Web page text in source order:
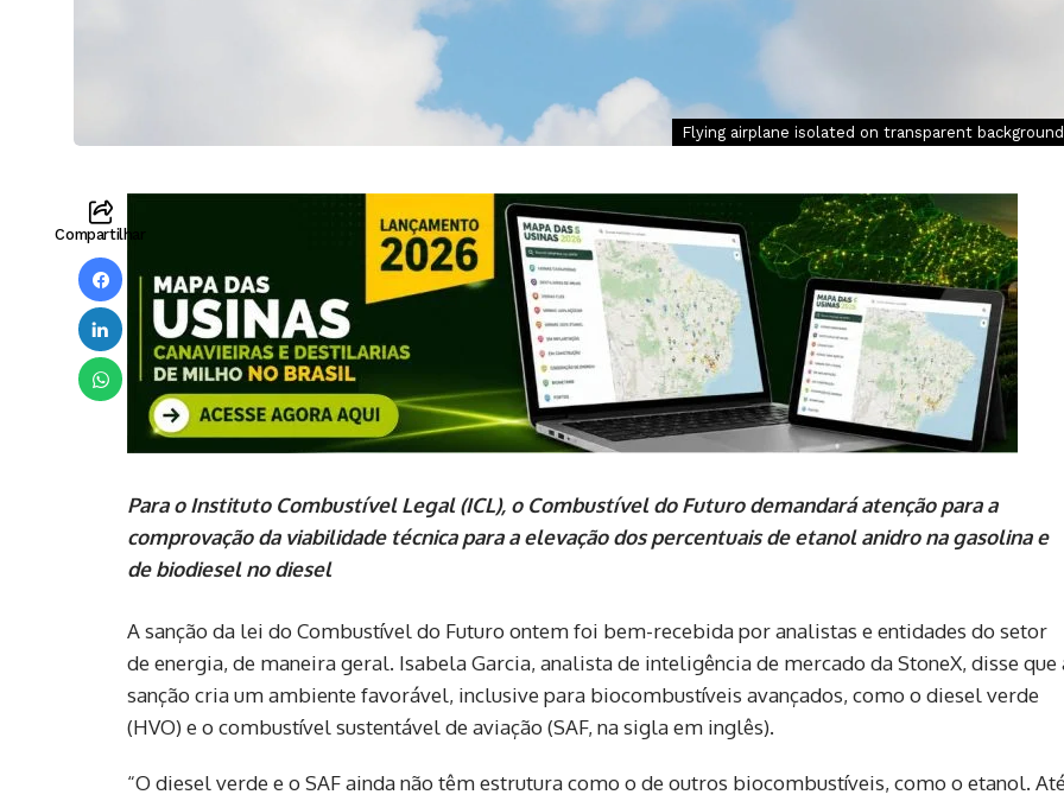
Flying airplane isolated on transparent background
Compartilhar
Para o Instituto Combustível Legal (ICL), o Combustível do Futuro demandará atenção para a
comprovação da viabilidade técnica para a elevação dos percentuais de etanol anidro na gasolina e
de biodiesel no diesel
A sanção da lei do Combustível do Futuro ontem foi bem-recebida por analistas e entidades do setor
de energia, de maneira geral. Isabela Garcia, analista de inteligência de mercado da StoneX, disse que
sanção cria um ambiente favorável, inclusive para biocombustíveis avançados, como o diesel verde
(HVO) e o combustível sustentável de aviação (SAF, na sigla em inglês).
“O diesel verde e o SAF ainda não têm estrutura como o de outros biocombustíveis, como o etanol. Até